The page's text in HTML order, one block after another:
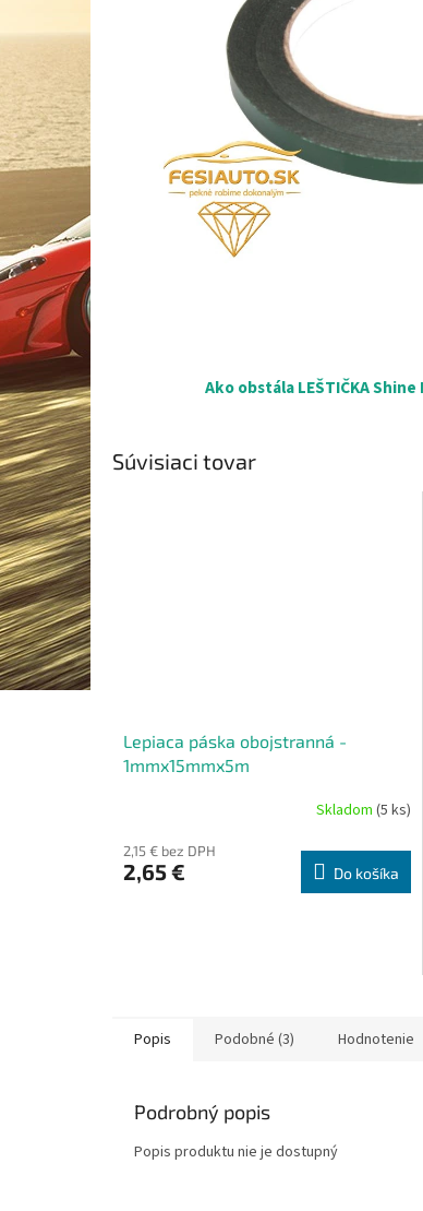
Ako obstála LEŠTIČKA Shine
Súvisiaci tovar
Lepiaca páska obojstranná -
1mmx15mmx5m
Skladom (5 ks)
2,15 € bez DPH
2,65 € Do košíka
Popis Podobné (3) Hodnotenie
Podrobný popis
Popis produktu nie je dostupný